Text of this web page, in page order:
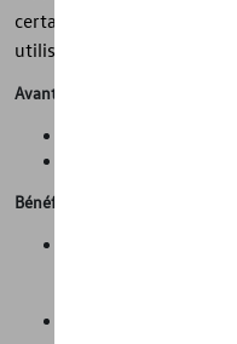
certain temps, enroulez-
utilisé, ce qui permet
Avantages
Bénéfices
bagages de se salir
Grâce à sa légèreté, il